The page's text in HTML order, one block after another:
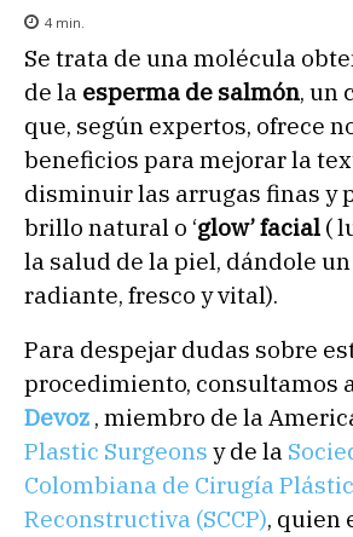
4 min.
Se trata de una molécula
de la esperma de salmón, un
que, según expertos, ofrece
beneficios para mejorar la
disminuir las arrugas finas y
brillo natural o ‘glow’ facial (
la salud de la piel, dándole
radiante, fresco y vital).
Para despejar dudas sobre
procedimiento, consultamos
Devoz , miembro de la
Plastic Surgeons y de la
Colombiana de Cirugía
Reconstructiva (SCCP), quien